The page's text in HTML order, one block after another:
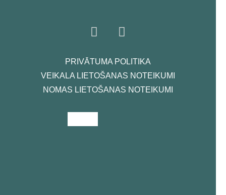
PRIVĀTUMA POLITIKA
VEIKALA LIETOŠANAS NOTEIKUMI
NOMAS LIETOŠANAS NOTEIKUMI